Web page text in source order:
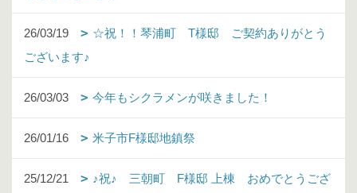
26/03/19
☆祝！！琴浦町 T様邸 ご契約ありがとう
ございます♪
26/03/03 今年もシクラメンが咲きました！
26/01/16 米子市F様邸地鎮祭
25/12/21
♪祝♪ 三朝町 F様邸 上棟 おめでとうござ